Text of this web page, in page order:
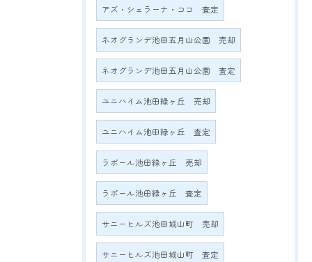
アズ・シェラーナ・ココ 査定
ネオグランデ池田五月山公園 売却
ネオグランデ池田五月山公園 査定
ユニハイム池田緑ヶ丘 売却
ユニハイム池田緑ヶ丘 査定
ラポール池田緑ヶ丘 売却
ラポール池田緑ヶ丘 査定
サニーヒルズ池田城山町 売却
サニーヒルズ池田城山町 査定